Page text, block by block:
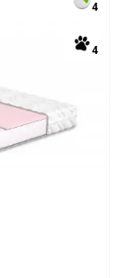
4
4